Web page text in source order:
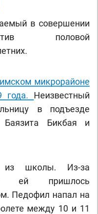
в совершении
половой
микрорайоне
года. Неизвестный
в подъезде
Бикбая и
из школы. Из-за
ей пришлось
Педофил напал на
между 10 и 11